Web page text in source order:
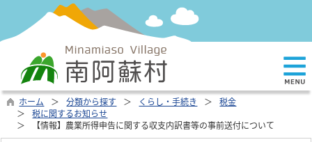
ホーム 分類から探す くらし・手続き
税金
税に関するお知らせ
【情報】農業所得申告に関する収支内訳書等の事前送付について